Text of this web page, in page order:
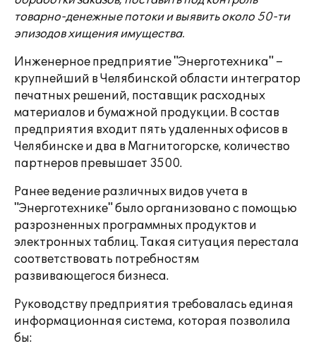
товарно-денежные потоки и выявить около 50-ти
эпизодов хищения имущества.
Инженерное предприятие "Энерготехника" –
крупнейший в Челябинской области интегратор
печатных решений, поставщик расходных
материалов и бумажной продукции. В состав
предприятия входит пять удаленных офисов в
Челябинске и два в Магнитогорске, количество
партнеров превышает 3500.
Ранее ведение различных видов учета в
"Энерготехнике" было организовано с помощью
разрозненных программных продуктов и
электронных таблиц. Такая ситуация перестала
соответствовать потребностям
развивающегося бизнеса.
Руководству предприятия требовалась единая
информационная система, которая позволила
бы: